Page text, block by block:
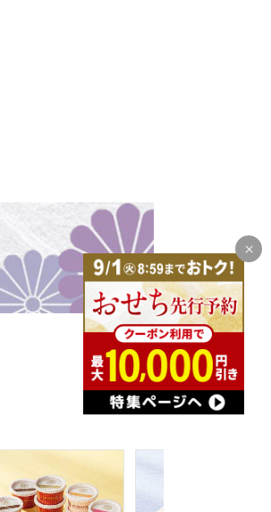
C30]
ト【夏の贈りもの・お中元】[AS-3N]
ードライ缶ビールセット【夏の贈りも
座京橋 レ ロジェ エギュスキロール ア